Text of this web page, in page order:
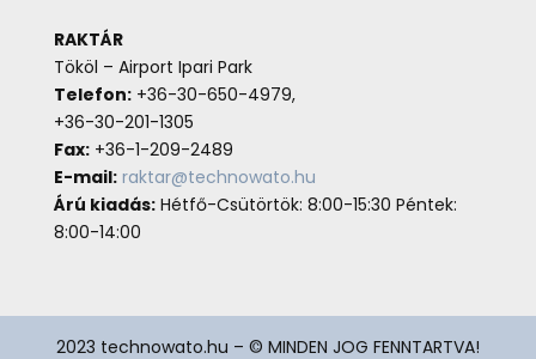
RAKTÁR
Tököl – Airport Ipari Park
Telefon:+36-30-650-4979,
+36-30-201-1305
Fax:+36-1-209-2489
E-mail: raktar@technowato.hu
Árú kiadás:Hétfő-Csütörtök: 8:00-15:30 Péntek:
8:00-14:00
2023 technowato.hu – © MINDEN JOG FENNTARTVA!